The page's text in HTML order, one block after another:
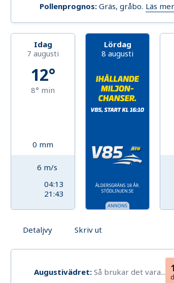
Pollenprognos: Gräs, gråbo. Läs mer
Idag
7 augusti
12°
8° min
0 mm
6 m/s
04:13
21:43
Lördag
8 augusti
Detaljvy Skriv ut
Augustivädret: Så brukar det vara...